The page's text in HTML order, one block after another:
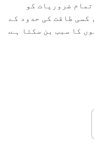
ضروریات کو
کسی طاقت کی حدود کے
کا سبب بن سکتا ہے.